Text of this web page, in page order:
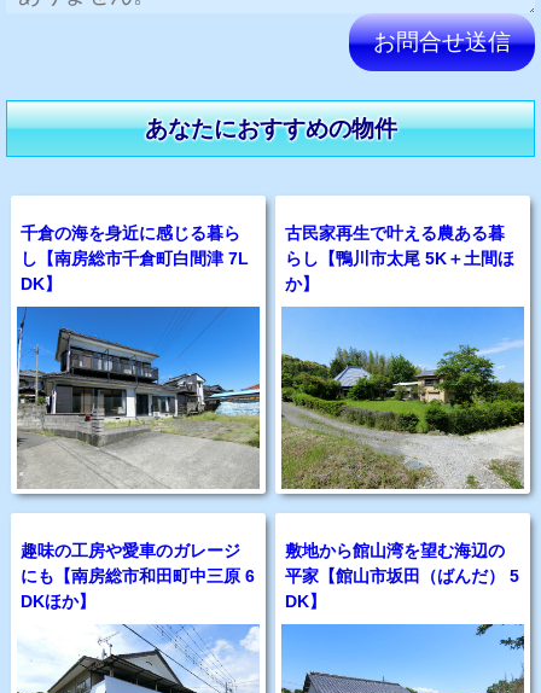
あなたにおすすめの物件
千倉の海を身近に感じる暮ら
し【南房総市千倉町白間津 7L
DK】
古民家再生で叶える農ある暮
らし【鴨川市太尾 5K＋土間ほ
か】
趣味の工房や愛車のガレージ
にも【南房総市和田町中三原 6
DKほか】
敷地から館山湾を望む海辺の
平家【館山市坂田（ばんだ） 5
DK】